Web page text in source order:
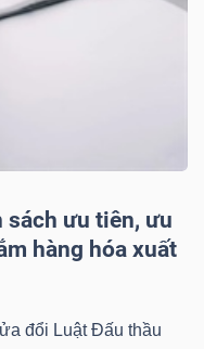
sách ưu tiên, ưu
hàng hóa xuất
đổi Luật Đấu thầu